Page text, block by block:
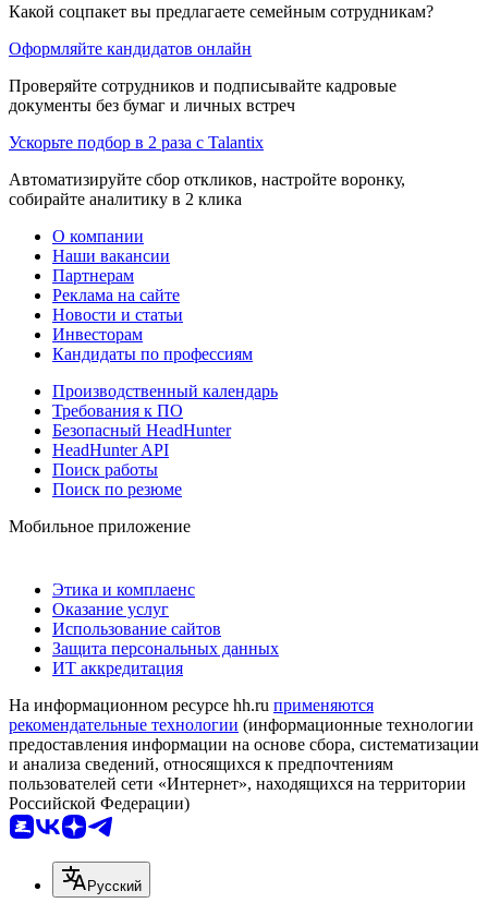
Какой соцпакет вы предлагаете семейным сотрудникам?
Оформляйте кандидатов онлайн
Проверяйте сотрудников и подписывайте кадровые
документы без бумаг и личных встреч
Ускорьте подбор в 2 раза с Talantix
Автоматизируйте сбор откликов, настройте воронку,
собирайте аналитику в 2 клика
О компании
Наши вакансии
Партнерам
Реклама на сайте
Новости и статьи
Инвесторам
Кандидаты по профессиям
Производственный календарь
Требования к ПО
Безопасный HeadHunter
HeadHunter API
Поиск работы
Поиск по резюме
Мобильное приложение
Этика и комплаенс
Оказание услуг
Использование сайтов
Защита персональных данных
ИТ аккредитация
На информационном ресурсе hh.ru применяются
рекомендательные технологии (информационные технологии
предоставления информации на основе сбора, систематизации
и анализа сведений, относящихся к предпочтениям
пользователей сети «Интернет», находящихся на территории
Российской Федерации)
Русский